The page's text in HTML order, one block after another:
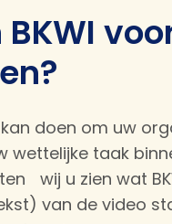
doen om uw
wettelijke taak
wij u zien wat
van de video